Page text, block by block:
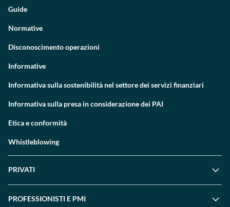
Guide
Normative
Disconoscimento operazioni
Informative
Informativa sulla sostenibilità nel settore dei servizi finanziari
Informativa sulla presa in considerazione dei PAI
Etica e conformità
Whistleblowing
PRIVATI
PROFESSIONISTI E PMI